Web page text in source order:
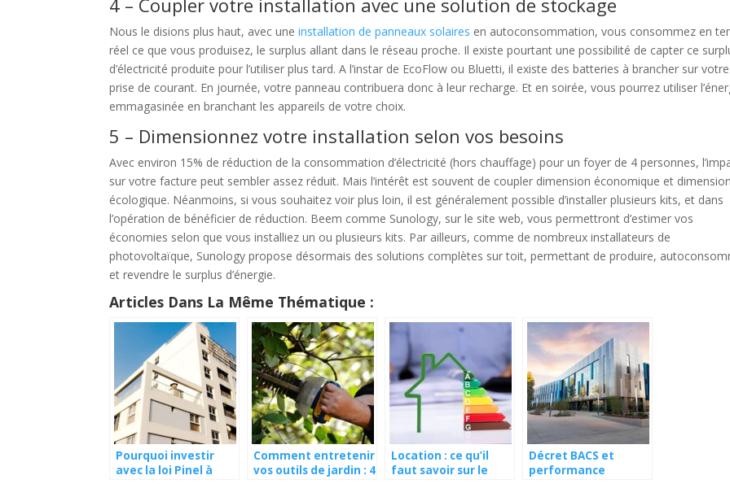
Nous le disions plus haut, avec uneinstallation de panneaux solaires en autoconsommation, vous consommez en
réel ce que vous produisez, le surplus allant dans le réseau proche. Il existe pourtant une possibilité de capter ce
d’électricité produite pour l’utiliser plus tard. A l’instar de EcoFlow ou Bluetti, il existe des batteries à brancher sur votre
prise de courant. En journée, votre panneau contribuera donc à leur recharge. Et en soirée, vous pourrez utiliser
emmagasinée en branchant les appareils de votre choix.
5 – Dimensionnez votre installation selon vos besoins
Avec environ 15% de réduction de la consommation d’électricité (hors chauffage) pour un foyer de 4 personnes,
sur votre facture peut sembler assez réduit. Mais l’intérêt est souvent de coupler dimension économique et dimension
écologique. Néanmoins, si vous souhaitez voir plus loin, il est généralement possible d’installer plusieurs kits, et dans
l’opération de bénéficier de réduction. Beem comme Sunology, sur le site web, vous permettront d’estimer vos
économies selon que vous installiez un ou plusieurs kits. Par ailleurs, comme de nombreux installateurs de
photovoltaïque, Sunology propose désormais des solutions complètes sur toit, permettant de produire,
et revendre le surplus d’énergie.
Articles Dans La Même Thématique :
Pourquoi investir
avec la loi Pinel à
Comment entretenir
vos outils de jardin : 4
Location : ce qu’il
faut savoir sur le
Décret BACS et
performance